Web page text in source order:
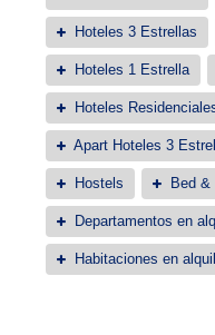
Hoteles 3 Estrellas
Hoteles 1 Estrella
Hoteles
Apart Hoteles 3
Hostels Bed
Departamentos en
Habitaciones en